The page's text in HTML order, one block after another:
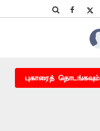
புகாரைத் தொடங்கவும்